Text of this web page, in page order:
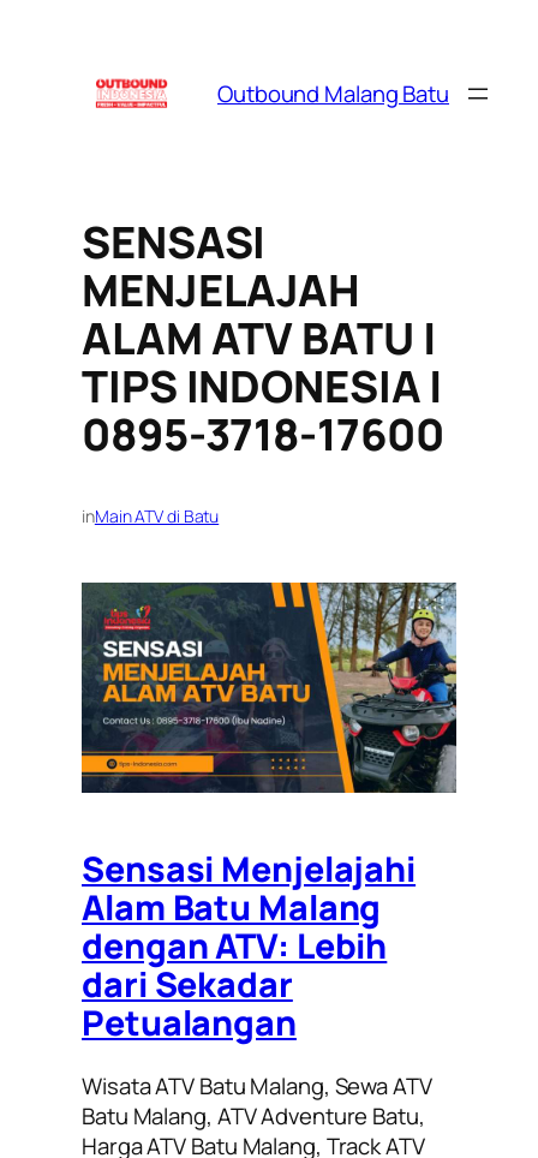
Outbound Malang Batu
SENSASI
MENJELAJAH
ALAM ATV BATU |
TIPS INDONESIA |
0895-3718-17600
inMain ATV di Batu
Sensasi Menjelajahi
Alam Batu Malang
dengan ATV: Lebih
dari Sekadar
Petualangan
Wisata ATV Batu Malang, Sewa ATV
Batu Malang, ATV Adventure Batu,
Harga ATV Batu Malang, Track ATV